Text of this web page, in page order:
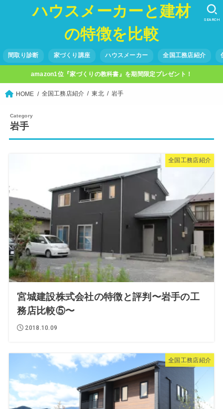
ハウスメーカーと建材
の特徴を比較
間取り診断 家づくり講座 ハウスメーカー 全国工務店紹介
SEARCH
amazon1位『家づくりの教科書』を期間限定プレゼント！
HOME 全国工務店紹介 東北 岩手
岩手
全国工務店紹介
宮城建設株式会社の特徴と評判〜岩手の工
務店比較⑤〜
2018.10.09
全国工務店紹介